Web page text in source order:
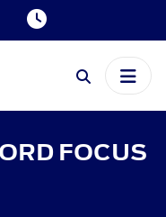
FOCUS